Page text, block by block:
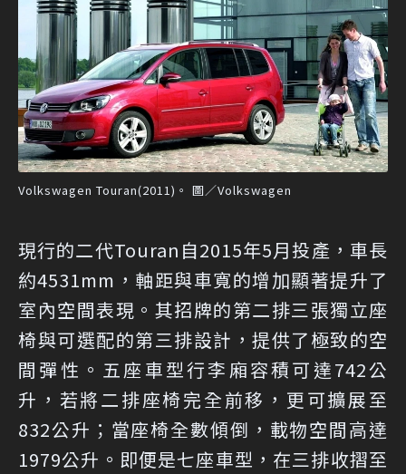
Volkswagen Touran(2011)。 圖／Volkswagen
現行的二代Touran自2015年5月投產，車長
約4531mm，軸距與車寬的增加顯著提升了
室內空間表現。其招牌的第二排三張獨立座
椅與可選配的第三排設計，提供了極致的空
間彈性。五座車型行李廂容積可達742公
升，若將二排座椅完全前移，更可擴展至
832公升；當座椅全數傾倒，載物空間高達
1979公升。即便是七座車型，在三排收摺至